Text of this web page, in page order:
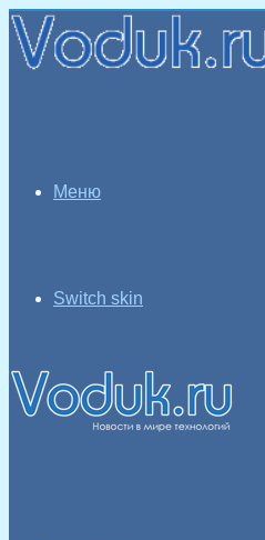
Меню
Switch skin